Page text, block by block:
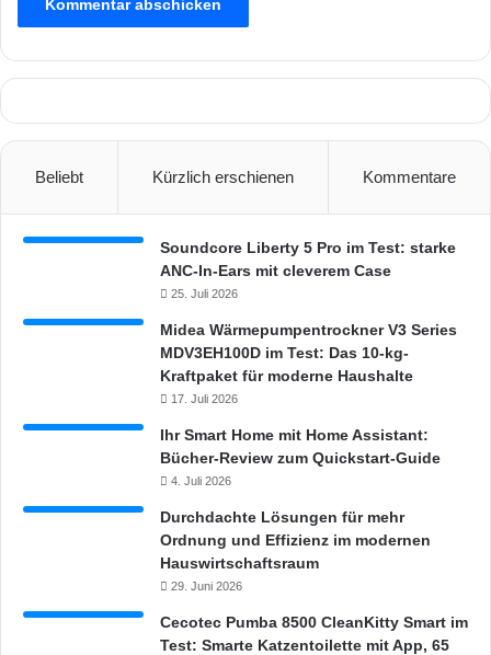
Beliebt Kürzlich erschienen Kommentare
Soundcore Liberty 5 Pro im Test: starke
ANC-In-Ears mit cleverem Case
25. Juli 2026
Midea Wärmepumpentrockner V3 Series
MDV3EH100D im Test: Das 10-kg-
Kraftpaket für moderne Haushalte
17. Juli 2026
Ihr Smart Home mit Home Assistant:
Bücher-Review zum Quickstart-Guide
4. Juli 2026
Durchdachte Lösungen für mehr
Ordnung und Effizienz im modernen
Hauswirtschaftsraum
29. Juni 2026
Cecotec Pumba 8500 CleanKitty Smart im
Test: Smarte Katzentoilette mit App, 65